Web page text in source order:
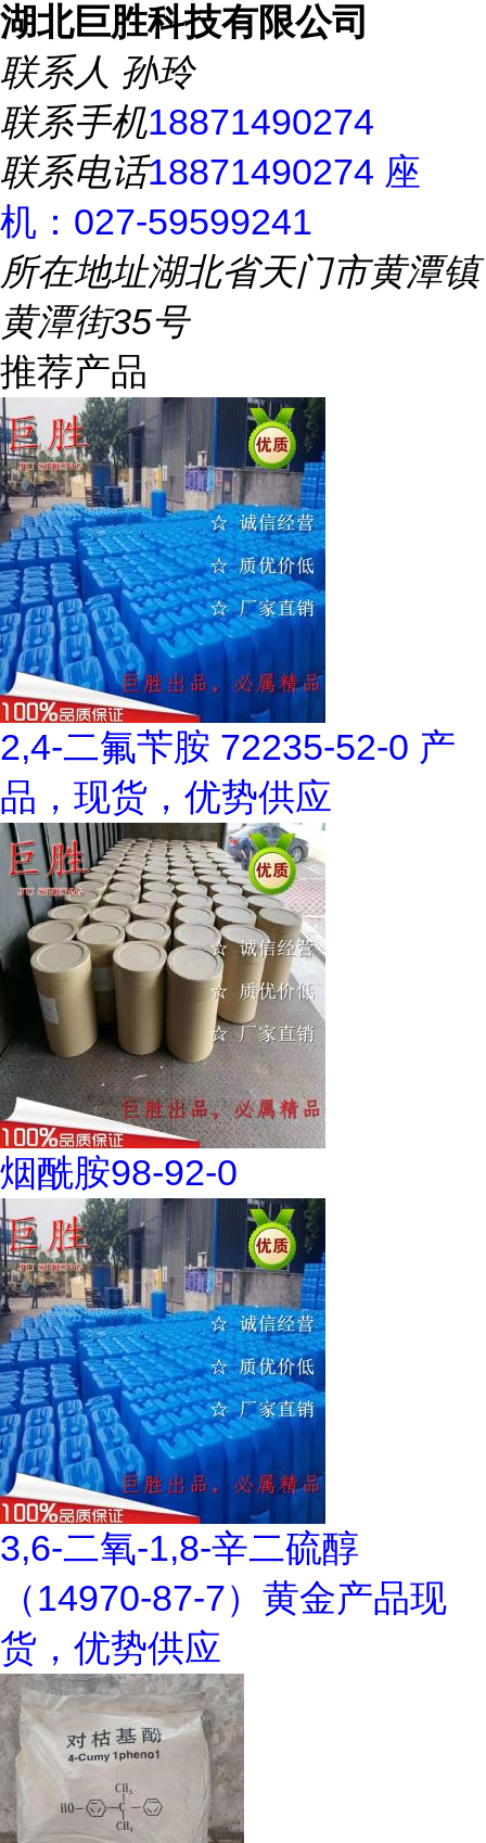
湖北巨胜科技有限公司
联系人 孙玲
联系手机18871490274
联系电话18871490274 座
机：027-59599241
所在地址湖北省天门市黄潭镇
黄潭街35号
推荐产品
2,4-二氟苄胺 72235-52-0 产
品，现货，优势供应
烟酰胺98-92-0
3,6-二氧-1,8-辛二硫醇
（14970-87-7）黄金产品现
货，优势供应